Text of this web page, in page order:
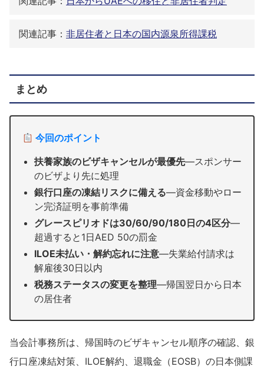
関連記事： 非居住者と日本の国内源泉所得課税
まとめ
今回のポイント
扶養家族のビザキャンセルが最優先—スポンサー
のビザより先に処理
銀行口座の凍結リスクに備える—資金移動やロー
ン完済証明を事前準備
グレースピリオドは30/60/90/180日の4区分—
超過すると1日AED 50の罰金
ILOE未払い・解約忘れに注意—失業給付請求は
解雇後30日以内
税務ステータスの変更を整理—帰国翌日から日本
の居住者
当会計事務所は、帰国時のビザキャンセル順序の確認、銀
行口座凍結対策、ILOE解約、退職金（EOSB）の日本側課